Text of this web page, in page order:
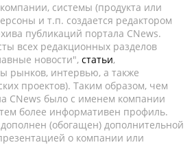
системы (продукта или
и т.п. создается редактором
публикаций портала CNews.
всех редакционных разделов
новости", статьи,
рынков, интервью, а также
проектов). Таким образом, чем
CNews было с именем компании
более информативен профиль.
(обогащен) дополнительной
о компании или